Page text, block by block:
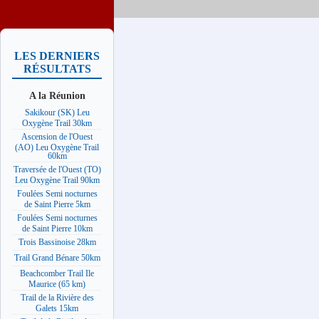
LES DERNIERS
RÉSULTATS
A la Réunion
Sakikour (SK) Leu
Oxygène Trail 30km
Ascension de l'Ouest
(AO) Leu Oxygène Trail
60km
Traversée de l'Ouest (TO)
Leu Oxygène Trail 90km
Foulées Semi nocturnes
de Saint Pierre 5km
Foulées Semi nocturnes
de Saint Pierre 10km
Trois Bassinoise 28km
Trail Grand Bénare 50km
Beachcomber Trail Ile
Maurice (65 km)
Trail de la Rivière des
Galets 15km